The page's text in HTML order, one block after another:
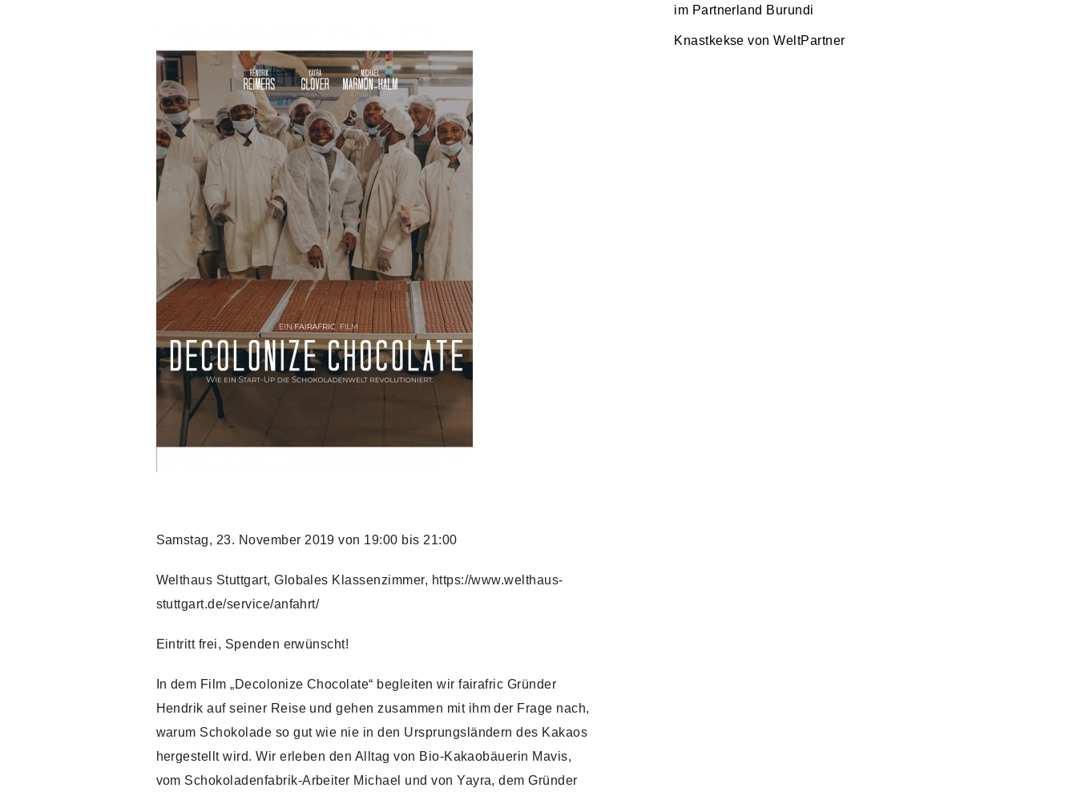
Samstag, 23. November 2019 von 19:00 bis 21:00
Welthaus Stuttgart, Globales Klassenzimmer, https://www.welthaus-
stuttgart.de/service/anfahrt/
Eintritt frei, Spenden erwünscht!
In dem Film „Decolonize Chocolate“ begleiten wir fairafric Gründer
Hendrik auf seiner Reise und gehen zusammen mit ihm der Frage nach,
warum Schokolade so gut wie nie in den Ursprungsländern des Kakaos
hergestellt wird. Wir erleben den Alltag von Bio-Kakaobäuerin Mavis,
vom Schokoladenfabrik-Arbeiter Michael und von Yayra, dem Gründer
im Partnerland Burundi
Knastkekse von WeltPartner